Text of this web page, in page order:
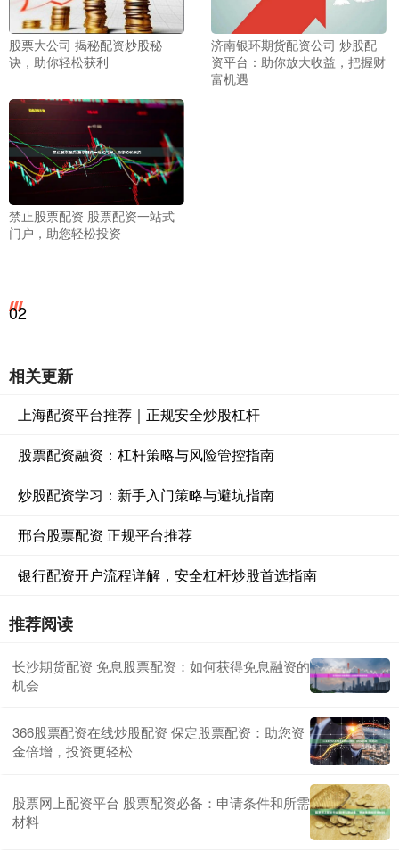
股票大公司 揭秘配资炒股秘
诀，助你轻松获利
济南银环期货配资公司 炒股配
资平台：助你放大收益，把握财
富机遇
禁止股票配资 股票配资一站式
门户，助您轻松投资
02
相关更新
上海配资平台推荐｜正规安全炒股杠杆
股票配资融资：杠杆策略与风险管控指南
炒股配资学习：新手入门策略与避坑指南
邢台股票配资 正规平台推荐
银行配资开户流程详解，安全杠杆炒股首选指南
推荐阅读
长沙期货配资 免息股票配资：如何获得免息融资的
机会
366股票配资在线炒股配资 保定股票配资：助您资
金倍增，投资更轻松
股票网上配资平台 股票配资必备：申请条件和所需
材料